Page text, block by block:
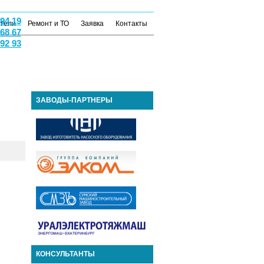
19
67
93
Ремонт и ТО Заявка Контакты
ЗАВОДЫ-ПАРТНЕРЫ
КОНСУЛЬТАНТЫ